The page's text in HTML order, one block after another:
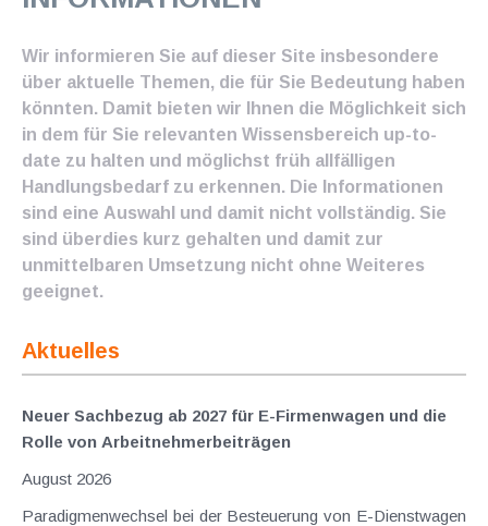
Wir informieren Sie auf dieser Site insbesondere
über aktuelle Themen, die für Sie Bedeutung haben
könnten. Damit bieten wir Ihnen die Möglichkeit sich
in dem für Sie relevanten Wissensbereich up-to-
date zu halten und möglichst früh allfälligen
Handlungsbedarf zu erkennen. Die Informationen
sind eine Auswahl und damit nicht vollständig. Sie
sind überdies kurz gehalten und damit zur
unmittelbaren Umsetzung nicht ohne Weiteres
geeignet.
Aktuelles
Neuer Sachbezug ab 2027 für E-Firmenwagen und die
Rolle von Arbeitnehmer​­beiträgen
August 2026
Paradigmenwechsel bei der Besteuerung von E-Dienstwagen